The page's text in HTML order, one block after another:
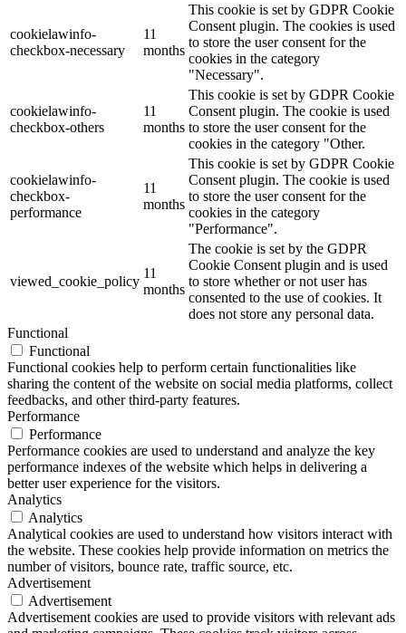
cookielawinfo-
checkbox-necessary
11
months
This cookie is set by GDPR Cookie
Consent plugin. The cookies is used
to store the user consent for the
cookies in the category
"Necessary".
cookielawinfo-
checkbox-others
11
months
This cookie is set by GDPR Cookie
Consent plugin. The cookie is used
to store the user consent for the
cookies in the category "Other.
cookielawinfo-
checkbox-
performance
11
months
This cookie is set by GDPR Cookie
Consent plugin. The cookie is used
to store the user consent for the
cookies in the category
"Performance".
viewed_cookie_policy
11
months
The cookie is set by the GDPR
Cookie Consent plugin and is used
to store whether or not user has
consented to the use of cookies. It
does not store any personal data.
Functional
Functional
Functional cookies help to perform certain functionalities like
sharing the content of the website on social media platforms, collect
feedbacks, and other third-party features.
Performance
Performance
Performance cookies are used to understand and analyze the key
performance indexes of the website which helps in delivering a
better user experience for the visitors.
Analytics
Analytics
Analytical cookies are used to understand how visitors interact with
the website. These cookies help provide information on metrics the
number of visitors, bounce rate, traffic source, etc.
Advertisement
Advertisement
Advertisement cookies are used to provide visitors with relevant ads